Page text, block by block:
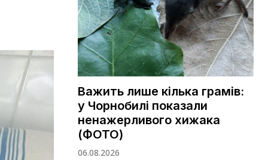
Важить лише кілька грамів:
у Чорнобилі показали
ненажерливого хижака
(ФОТО)
06.08.2026